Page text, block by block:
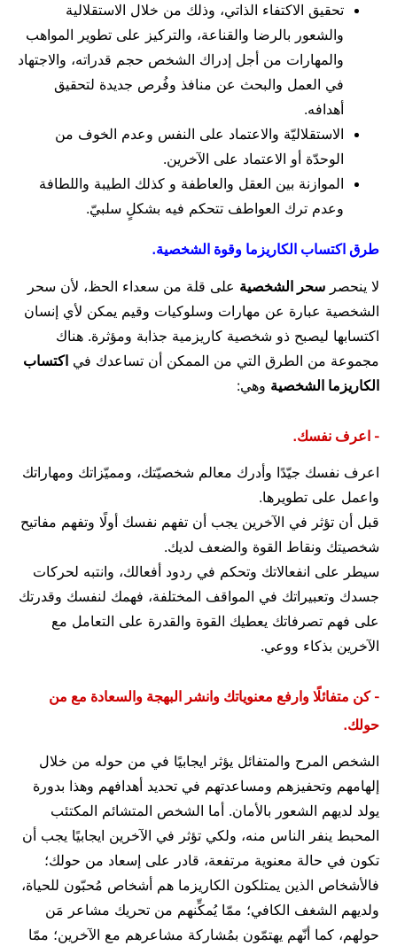
تحقيق الاكتفاء الذاتي، وذلك من خلال الاستقلالية
والشعور بالرضا والقناعة، والتركيز على تطوير المواهب
والمهارات من أجل إدراك الشخص حجم قدراته، والاجتهاد
في العمل والبحث عن منافذ وفُرص جديدة لتحقيق
أهدافه.
الاستقلاليّة والاعتماد على النفس وعدم الخوف من
الوحدّة أو الاعتماد على الآخرين.
الموازنة بين العقل والعاطفة و كذلك الطيبة واللطافة
وعدم ترك العواطف تتحكم فيه بشكلٍ سلبيّ.
طرق اكتساب الكاريزما وقوة الشخصية.
لا ينحصر سحر الشخصية على قلة من سعداء الحظ، لأن سحر
الشخصية عبارة عن مهارات وسلوكيات وقيم يمكن لأي إنسان
اكتسابها ليصبح ذو شخصية كاريزمية جذابة ومؤثرة. هناك
مجموعة من الطرق التي من الممكن أن تساعدك في اكتساب
الكاريزما الشخصية وهي:
- اعرف نفسك.
اعرف نفسك جيّدًا وأدرك معالم شخصيّتك، ومميّزاتك ومهاراتك
واعمل على تطويرها.
قبل أن تؤثر في الآخرين يجب أن تفهم نفسك أولًا وتفهم مفاتيح
شخصيتك ونقاط القوة والضعف لديك.
سيطر على انفعالاتك وتحكم في ردود أفعالك، وانتبه لحركات
جسدك وتعبيراتك في المواقف المختلفة، فهمك لنفسك وقدرتك
على فهم تصرفاتك يعطيك القوة والقدرة على التعامل مع
الآخرين بذكاء ووعي.
- كن متفائلًا وارفع معنوياتك وانشر البهجة والسعادة مع من
حولك.
الشخص المرح والمتفائل يؤثر ايجابيًا في من حوله من خلال
إلهامهم وتحفيزهم ومساعدتهم في تحديد أهدافهم وهذا بدورة
يولد لديهم الشعور بالأمان. أما الشخص المتشائم المكتئب
المحبط ينفر الناس منه، ولكي تؤثر في الآخرين ايجابيًا يجب أن
تكون في حالة معنوية مرتفعة، قادر على إسعاد من حولك؛
فالأشخاص الذين يمتلكون الكاريزما هم أشخاص مُحبّون للحياة،
ولديهم الشغف الكافي؛ ممّا يُمكِّنهم من تحريك مشاعر مَن
حولهم، كما أنّهم يهتمّون بمُشاركة مشاعرهم مع الآخرين؛ ممّا